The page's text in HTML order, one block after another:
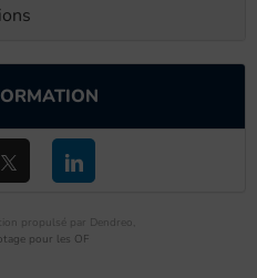
propulsé par Dendreo,
pour les OF